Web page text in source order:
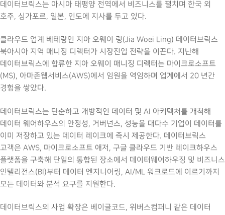
데이터브릭스는 아시아 태평양 전역에서 비즈니스를 펼치며 한국 외
호주, 싱가포르, 일본, 인도에 지사를 두고 있다.
클라우드 업계 베테랑인 지아 오웨이 링(Jia Woei Ling) 데이터브릭스
북아시아 지역 매니징 디렉터가 시장진입 전략을 이끈다. 지난해
데이터브릭스에 합류한 지아 오웨이 매니징 디렉터는 마이크로소프트
(MS), 아마존웹서비스(AWS)에서 임원을 역임하며 업계에서 20 년간
경험을 쌓았다.
데이터브릭스는 단순하고 개방적인 데이터 및 AI 아키텍처를 개척해
데이터 웨어하우스의 안정성, 거버넌스, 성능을 대다수 기업이 데이터를
이미 저장하고 있는 데이터 레이크에 즉시 제공한다. 데이터브릭스
고객은 AWS, 마이크로소프트 애저, 구글 클라우드 기반 레이크하우스
플랫폼을 구축해 단일의 통합된 장소에서 데이터웨어하우징 및 비즈니스
인텔리전스(BI)부터 데이터 엔지니어링, AI/ML 워크로드에 이르기까지
모든 데이터와 분석 요구를 지원한다.
데이터브릭스의 사업 확장은 베이글코드, 위버스컴퍼니 같은 데이터